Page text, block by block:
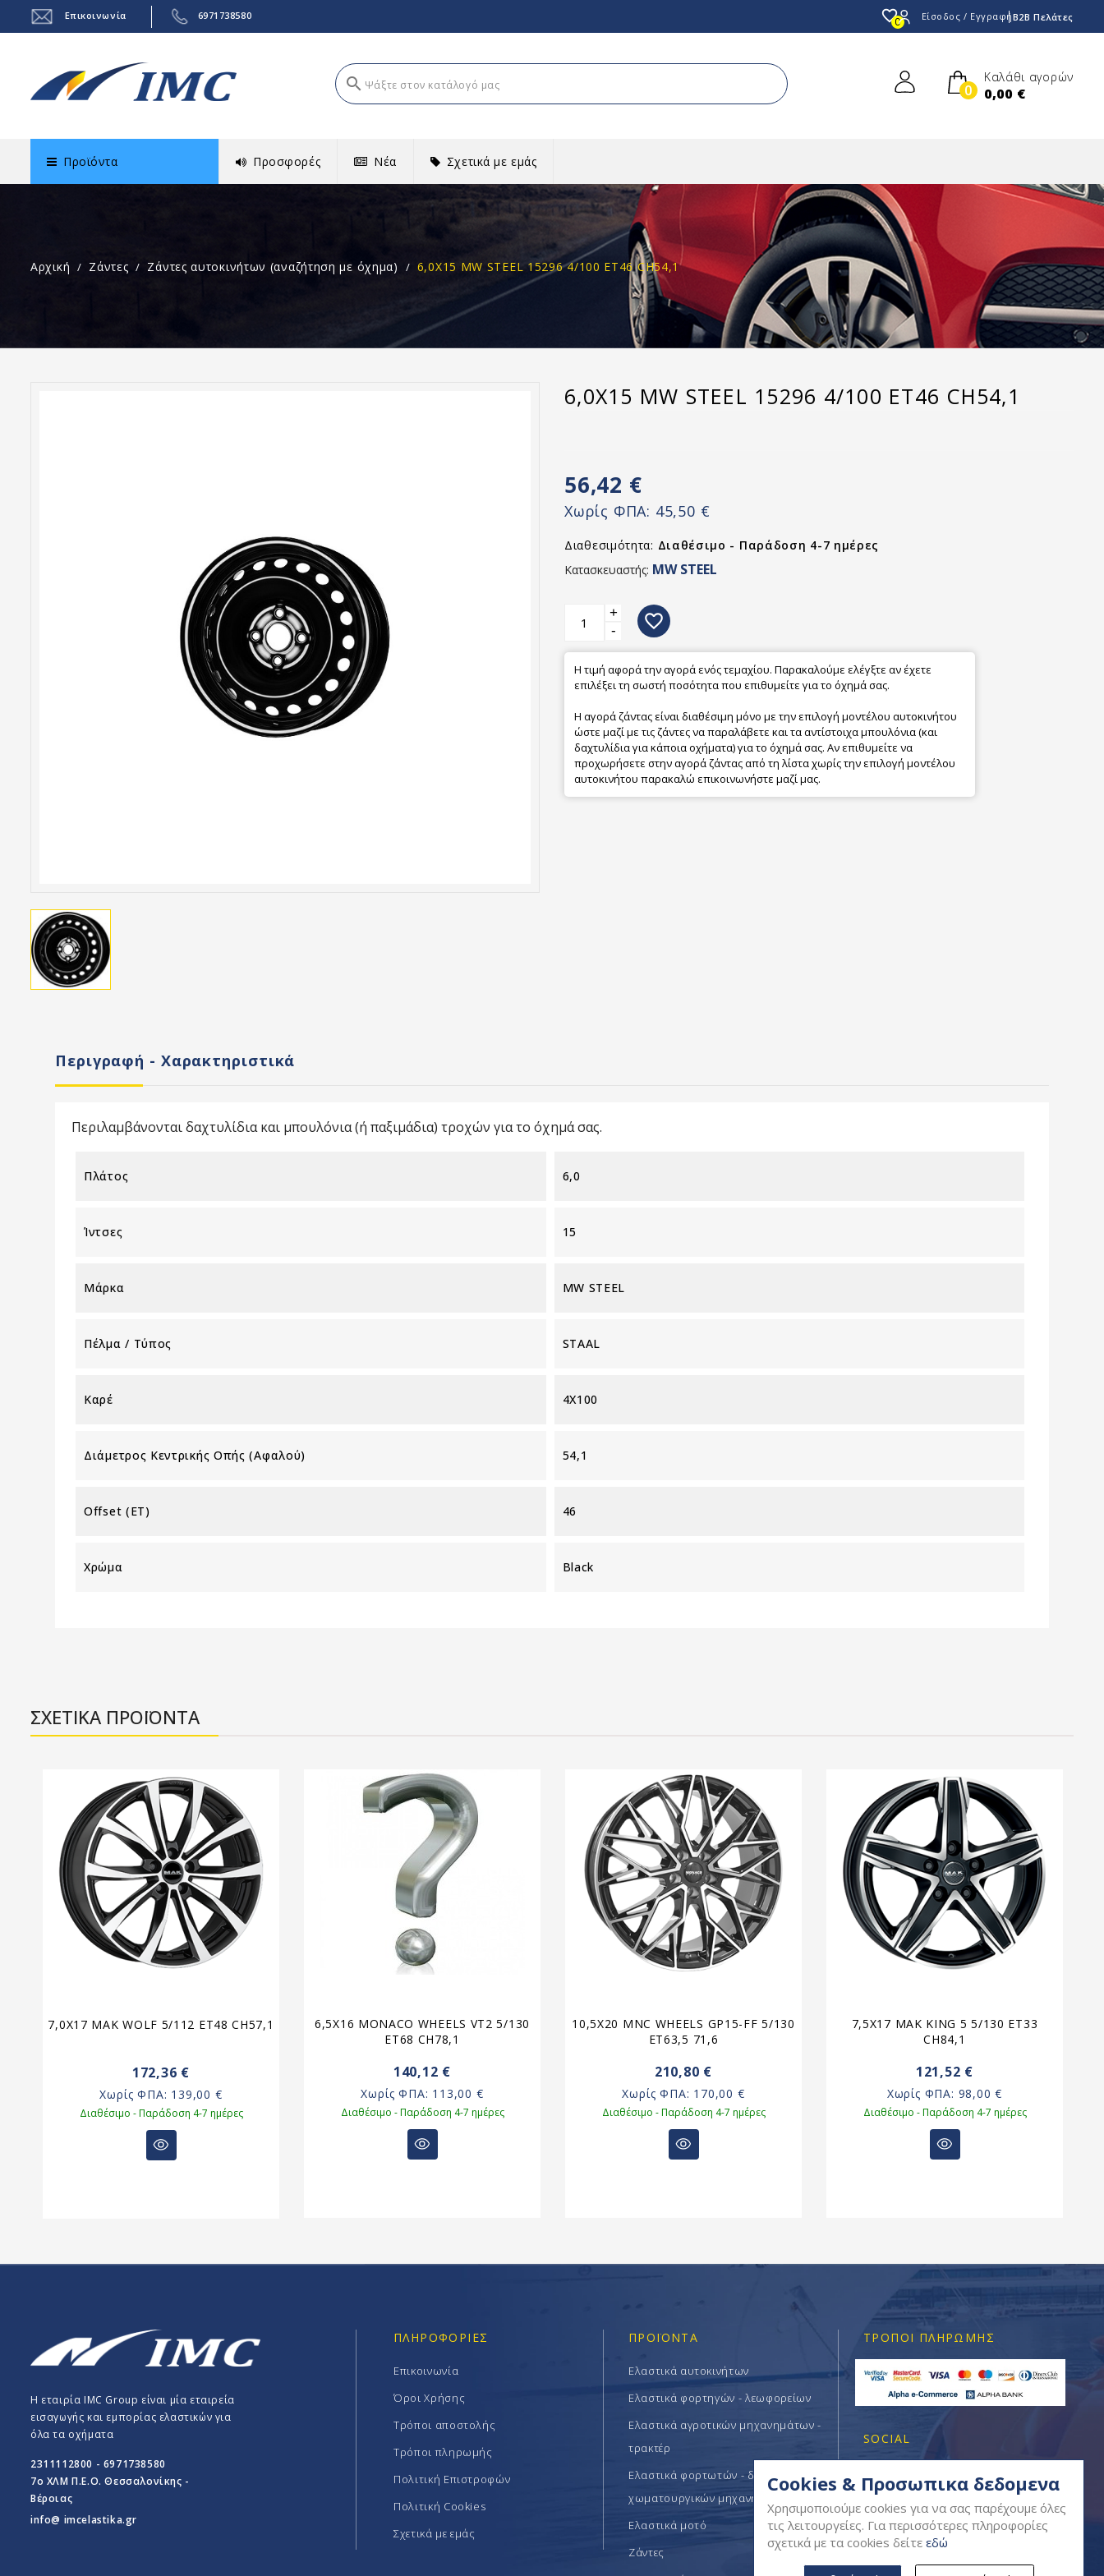
Επικοινωνία 6971738580 favorite_border0 Είσοδος / ΕγγραφήB2B Πελάτες
search 0
Καλάθι αγορών
0,00 €
Προϊόντα Προσφορές Νέα Σχετικά με εμάς
Αρχική Ζάντες Ζάντες αυτοκινήτων (αναζήτηση με όχημα) 6,0X15 MW STEEL 15296 4/100 ET46 CH54,1
6,0X15 MW STEEL 15296 4/100 ET46 CH54,1
56,42 €
Χωρίς ΦΠΑ: 45,50 €
Διαθεσιμότητα: Διαθέσιμο - Παράδοση 4-7 ημέρες
Κατασκευαστής: MW STEEL
+
-
favorite_border
Η τιμή αφορά την αγορά ενός τεμαχίου. Παρακαλούμε ελέγξτε αν έχετε
επιλέξει τη σωστή ποσότητα που επιθυμείτε για το όχημά σας.
Η αγορά ζάντας είναι διαθέσιμη μόνο με την επιλογή μοντέλου αυτοκινήτου
ώστε μαζί με τις ζάντες να παραλάβετε και τα αντίστοιχα μπουλόνια (και
δαχτυλίδια για κάποια οχήματα) για το όχημά σας. Αν επιθυμείτε να
προχωρήσετε στην αγορά ζάντας από τη λίστα χωρίς την επιλογή μοντέλου
αυτοκινήτου παρακαλώ επικοινωνήστε μαζί μας.
Περιγραφή - Χαρακτηριστικά
Περιλαμβάνονται δαχτυλίδια και μπουλόνια (ή παξιμάδια) τροχών για το όχημά σας.
Πλάτος 6,0
Ίντσες 15
Μάρκα MW STEEL
Πέλμα / Τύπος STAAL
Καρέ 4X100
Διάμετρος Κεντρικής Οπής (αφαλού) 54,1
Offset (ET) 46
Χρώμα Black
ΣΧΕΤΙΚΑ ΠΡΟΪΟΝΤΑ
7,0X17 MAK WOLF 5/112 ET48 CH57,1
172,36 €
Χωρίς ΦΠΑ: 139,00 €
Διαθέσιμο - Παράδοση 4-7 ημέρες
6,5X16 MONACO WHEELS VT2 5/130
ET68 CH78,1
140,12 €
Χωρίς ΦΠΑ: 113,00 €
Διαθέσιμο - Παράδοση 4-7 ημέρες
10,5X20 MNC WHEELS GP15-FF 5/130
ET63,5 71,6
210,80 €
Χωρίς ΦΠΑ: 170,00 €
Διαθέσιμο - Παράδοση 4-7 ημέρες
7,5X17 MAK KING 5 5/130 ET33
CH84,1
121,52 €
Χωρίς ΦΠΑ: 98,00 €
Διαθέσιμο - Παράδοση 4-7 ημέρες
Η εταιρία IMC Group είναι μία εταιρεία
εισαγωγής και εμπορίας ελαστικών για
όλα τα οχήματα
2311112800 - 6971738580
7o ΧΛΜ Π.E.O. Θεσσαλονίκης -
Βέροιας
info@ imcelastika.gr
ΠΛΗΡΟΦΟΡΊΕΣ
Επικοινωνία
Όροι Χρήσης
Τρόποι αποστολής
Τρόποι πληρωμής
Πολιτική Επιστροφών
Πολιτική Cookies
Σχετικά με εμάς
ΠΡΟΪΟΝΤΑ
Ελαστικά αυτοκινήτων
Ελαστικά φορτηγών - λεωφορείων
Ελαστικά αγροτικών μηχανημάτων -
τρακτέρ
Ελαστικά φορτωτών - δομικών -
χωματουργικών μηχανημάτων
Ελαστικά μοτό
Ζάντες
ΤΡΌΠΟΙ ΠΛΗΡΩΜΉΣ
SOCIAL
Cookies & Προσωπικα δεδομενα
Χρησιμοποιούμε cookies για να σας παρέχουμε όλες
τις λειτουργείες. Για περισσότερες πληροφορίες
σχετικά με τα cookies δείτε εδώ